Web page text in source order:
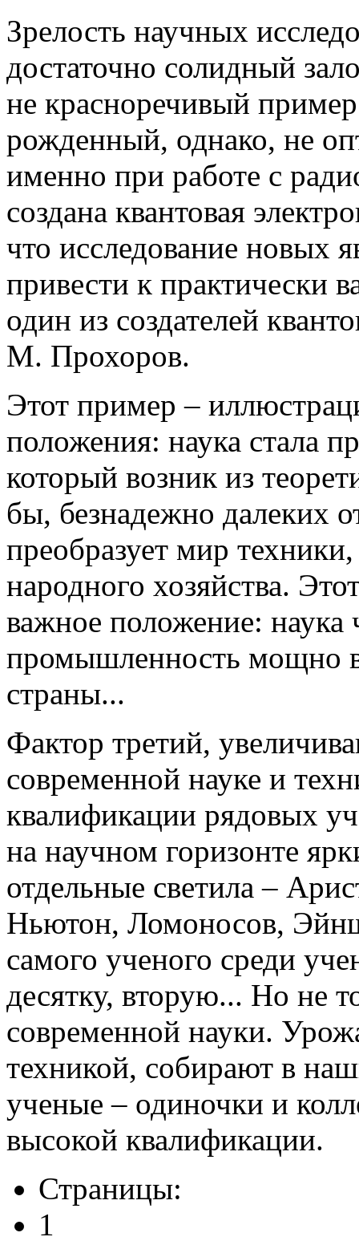
Зрелость научных
достаточно солидный
не красноречивый
рожденный, однако, не
именно при работе с
создана квантовая
что исследование новых
привести к практически
один из создателей
М. Прохоров.
Этот пример –
положения: наука стала
который возник из
бы, безнадежно далеких
преобразует мир
народного хозяйства.
важное положение: наука
промышленность мощно
страны...
Фактор третий,
современной науке и
квалификации рядовых
на научном горизонте
отдельные светила –
Ньютон, Ломоносов,
самого ученого среди
десятку, вторую... Но не
современной науки.
техникой, собирают в
ученые – одиночки и
высокой квалификации.
Страницы:
1